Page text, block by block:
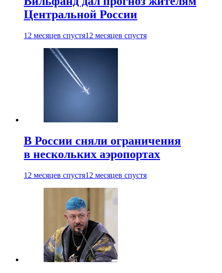
Центральной России
12 месяцев спустя12 месяцев спустя
В России сняли ограничения
в нескольких аэропортах
12 месяцев спустя12 месяцев спустя